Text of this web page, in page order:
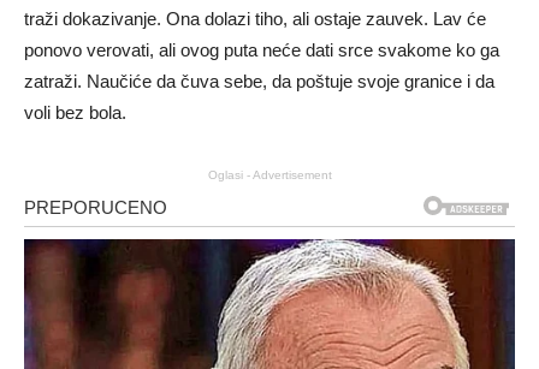
traži dokazivanje. Ona dolazi tiho, ali ostaje zauvek. Lav će
ponovo verovati, ali ovog puta neće dati srce svakome ko ga
zatraži. Naučiće da čuva sebe, da poštuje svoje granice i da
voli bez bola.
Oglasi - Advertisement